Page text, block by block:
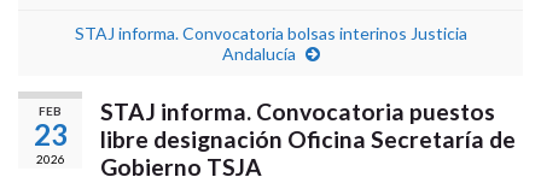
STAJ informa. Convocatoria bolsas interinos Justicia
Andalucía
FEB
23
2026
STAJ informa. Convocatoria puestos
libre designación Oficina Secretaría de
Gobierno TSJA